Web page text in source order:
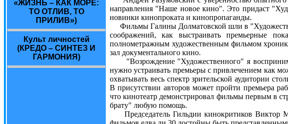
«ЖИЗНЬ – КАК МОРЕ:
ТО ОТЛИВ, ТО
ПРИЛИВ»)
Культ личностей
(КРЕДО – СИНТЕЗ И
ГАРМОНИЯ)
направления "Наше новое кино". Это придаст
новинки кинопроката и кинопропаганды.
Фильмы Галины Долматовской шли в
соображений, как выстраивать премьерные
полнометражным художественным фильмом
зал документального кино.
"Возрождение "Художественного" я
нужно устраивать премьеры с привлечением как
охватывать весь спектр зрительской аудитории
В присутствии авторов может пройти премьера
что кинотеатр демонстрировал фильмы первым в
брату" любую помощь.
Председатель Гильдии кинокритиков Виктор